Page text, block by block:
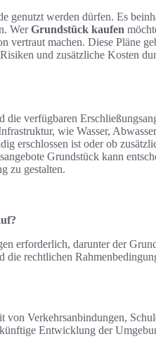
genutzt werden dürfen. Es
WerGrundstück kaufen
vertraut machen. Diese Pläne
und zusätzliche Kosten
die verfügbaren
wie Wasser,
erschlossen ist oder ob
Grundstück kann
zu gestalten.
erforderlich, darunter der
die rechtlichen
Verkehrsanbindungen,
Entwicklung der